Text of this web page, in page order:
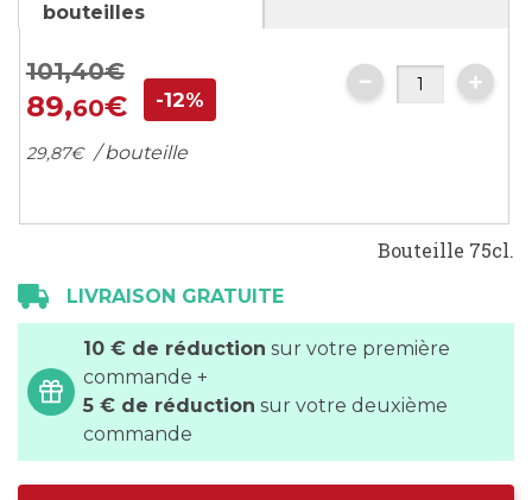
the
images
gallery
bouteilles
101,40€
89,60€ -12%
29,87€ / bouteille
Bouteille 75cl.
LIVRAISON GRATUITE
10 € de réduction sur votre première
commande +
5 € de réduction sur votre deuxième
commande